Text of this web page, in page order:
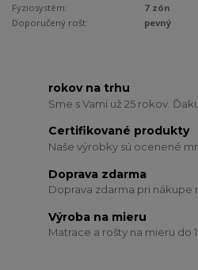
Fyziosystém:
7 zón
Doporučený rošt:
pevný
rokov na trhu
Sme s Vami už 25 rokov.
Certifikované produkty
Naše výrobky sú ocenené
Doprava zdarma
Doprava zdarma pri nákupe
Výroba na mieru
Matrace a rošty na mieru do